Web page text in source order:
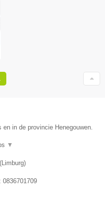
in de provincie Henegouwen.
▼
(Limburg)
0836701709